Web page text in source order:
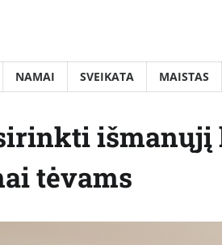
NAMAI SVEIKATA MAISTAS
tėvams